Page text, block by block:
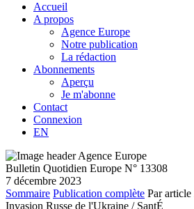
Accueil
A propos
Agence Europe
Notre publication
La rédaction
Abonnements
Aperçu
Je m'abonne
Contact
Connexion
EN
Bulletin Quotidien Europe N° 13308
7 décembre 2023
Sommaire Publication complète Par article
Invasion Russe de l'Ukraine / SantÉ